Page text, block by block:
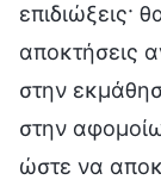
επιδιώξεις·
αποκτήσεις
στην
στην
ώστε να